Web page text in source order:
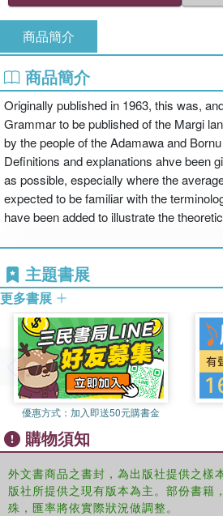
商品簡介
商品簡介
Originally published in 1963, this was,
Grammar to be published of the Margi
by the people of the Adamawa and
Definitions and explanations ahve been
as possible, especially where the
expected to be familiar with the
have been added to illustrate the
主題書展
更多書展
優惠方式： 加入即送50元購書金
購物須知
外文書商品之書封，為出版社提供之樣
版社所提供之現有版本為主。部份書籍
殊，匯率將依實際狀況做調整。